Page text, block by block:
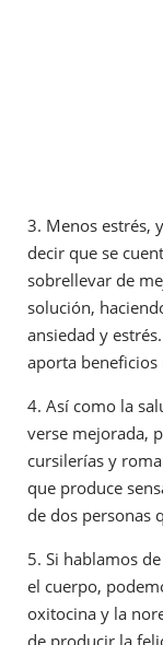
3. Menos estrés,
decir que se
sobrellevar de
solución,
ansiedad y
aporta
4. Así como la
verse mejorada,
cursilerías y
que produce
de dos personas
5. Si hablamos
el cuerpo,
oxitocina y la
de producir la